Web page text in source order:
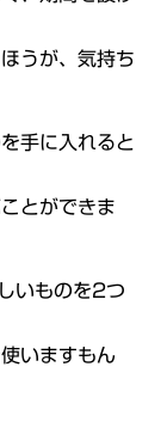
うが、気持ち
手に入れると
とができま
いものを2つ
いますもん